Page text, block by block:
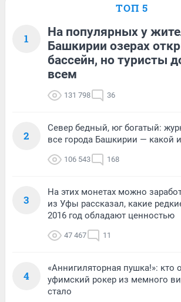
ТОП 5
1
На популярных у
Башкирии озерах
бассейн, но туристы
всем
131 798 36
2
Север бедный, юг богатый:
все города Башкирии — какой
106 543 168
3
На этих монетах можно
из Уфы рассказал, какие
2016 год обладают ценностью
47 467 11
4
«Аннигиляторная пушка!»:
уфимский рокер из мемного
стало